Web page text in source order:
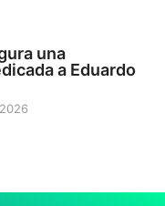
una
a Eduardo